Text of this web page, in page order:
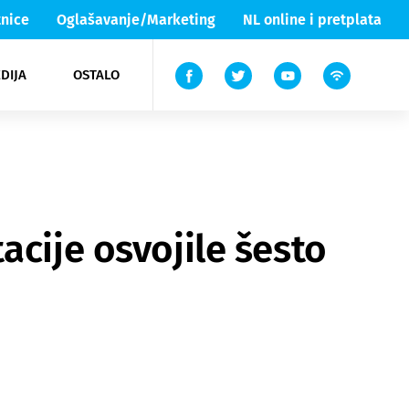
Oglašavanje/Marketing NL online i pretplata
OSTALO
Lika & Senj
TV
osvojile šesto